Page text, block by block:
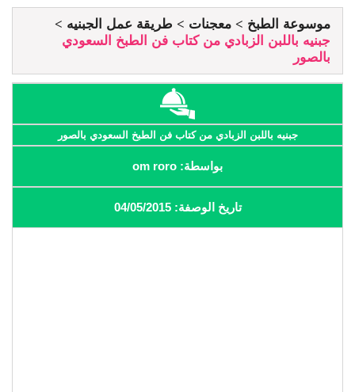
موسوعة الطبخ معجنات
طريقة عمل الجبنيه
جبنيه باللبن الزبادي من كتاب فن الطبخ السعودي
بالصور
جبنيه باللبن الزبادي من كتاب فن الطبخ السعودي بالصور
بواسطة: om roro
تاريخ الوصفة: 04/05/2015